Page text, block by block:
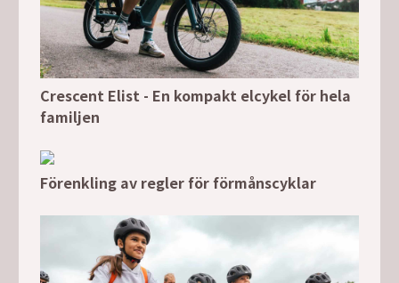
Crescent Elist - En kompakt elcykel för hela
familjen
Förenkling av regler för förmånscyklar